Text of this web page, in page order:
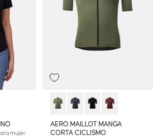
mujer
AERO MAILLOT MANGA
CORTA CICLISMO